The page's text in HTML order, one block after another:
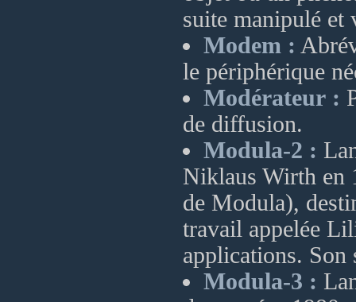
suite manipulé et
Modem :
le périphérique
Modérateur :
de diffusion.
Modula-2 :
Niklaus Wirth en
de Modula),
travail appelée
applications. Son
Modula-3 :